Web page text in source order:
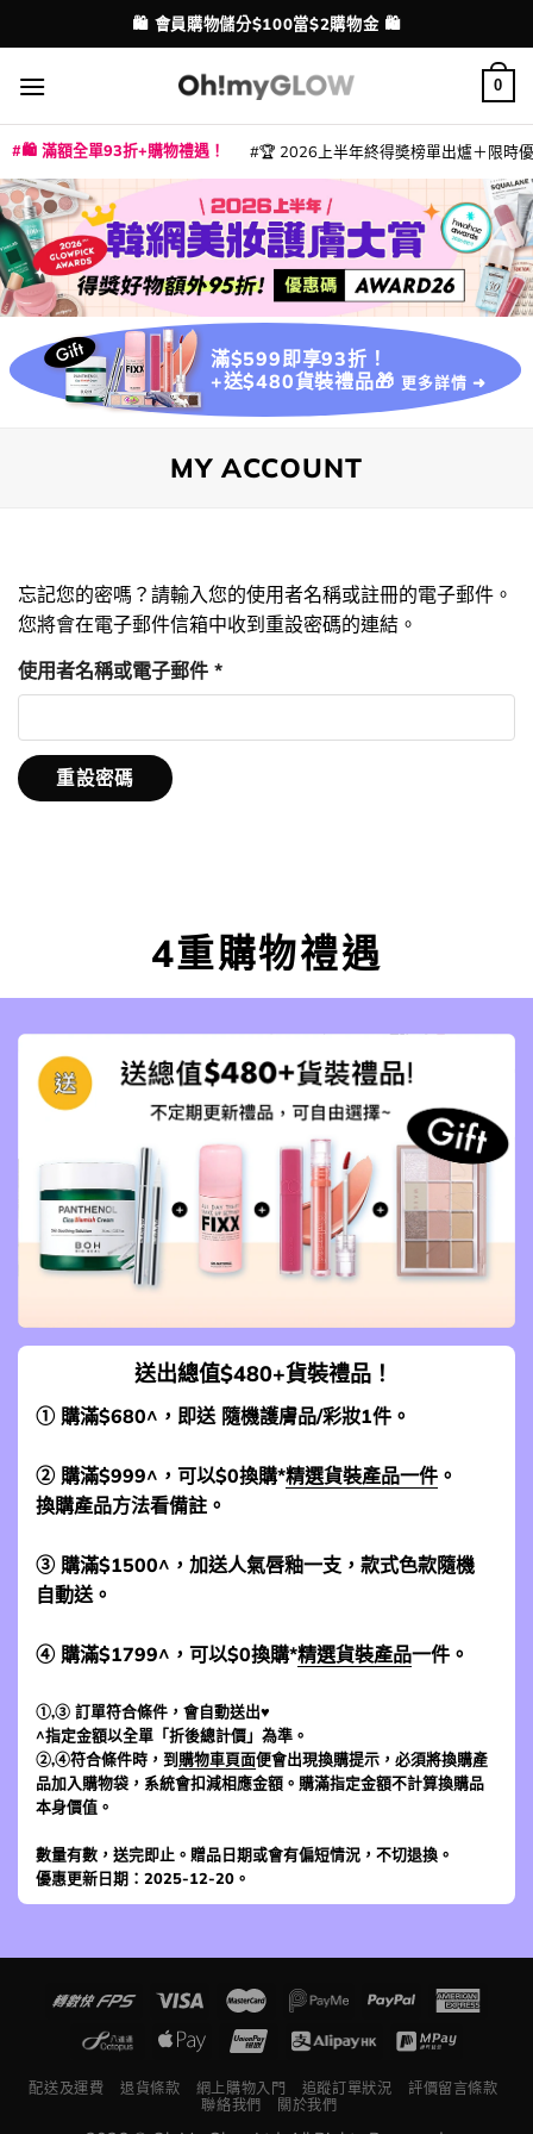
to
content
配送港澳
🛍️ 會員購物儲分$100當$2購物金 🛍️
0
🛍️ 滿額全單93折+購物禮遇！ 🏆 2026上半年終得奬榜單出爐＋限時
滿$599即享93折！
+送$480貨裝禮品🎁 更多詳情 ➜
MY ACCOUNT
忘記您的密嗎？請輸入您的使用者名稱或註冊的電子郵件。
您將會在電子郵件信箱中收到重設密碼的連結。
使用者名稱或電子郵件 *
重設密碼
4重購物禮遇
送出總值$480+貨裝禮品！
① 購滿$680^，即送 隨機護膚品/彩妝1件。
② 購滿$999^，可以$0換購*精選貨裝產品一件 。
換購產品方法看備註。
③ 購滿$1500^，加送人氣唇釉一支，款式色款隨機
自動送。
④ 購滿$1799^，可以$0換購*精選貨裝產品一件。
①,③ 訂單符合條件，會自動送出♥
^指定金額以全單「折後總計價」為準。
②,④符合條件時，到 購物車頁面便會出現換購提示，必須將換購產
品加入購物袋，系統會扣減相應金額。購滿指定金額不計算換購品
本身價值。
數量有數，送完即止。贈品日期或會有偏短情況，不切退換。
優惠更新日期：2025-12-20。
配送及運費 退貨條款 網上購物入門 追蹤訂單狀況
評價留言條款
聯絡我們
關於我們